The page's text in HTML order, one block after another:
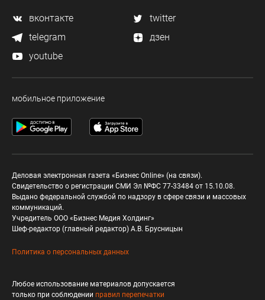
вконтакте
twitter
telegram
дзен
youtube
мобильное приложение
Деловая электронная газета «Бизнес Online» (на связи).
Свидетельство о регистрации СМИ Эл №ФС 77-33484 от 15.10.08.
Выдано федеральной службой по надзору в сфере связи и массовых
коммуникаций.
Учредитель ООО «Бизнес Медия Холдинг»
Шеф-редактор (главный редактор) А.В. Брусницын
Политика о персональных данных
Любое использование материалов допускается
только при соблюдении правил перепечатки